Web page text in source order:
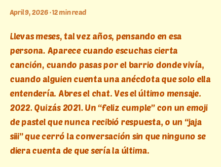
April 9, 2026 · 12 min read
Llevas meses, tal vez años, pensando en esa
persona. Aparece cuando escuchas cierta
canción, cuando pasas por el barrio donde vivía,
cuando alguien cuenta una anécdota que solo ella
entendería. Abres el chat. Ves el último mensaje.
2022. Quizás 2021. Un “feliz cumple” con un emoji
de pastel que nunca recibió respuesta, o un “jaja
siii” que cerró la conversación sin que ninguno se
diera cuenta de que sería la última.